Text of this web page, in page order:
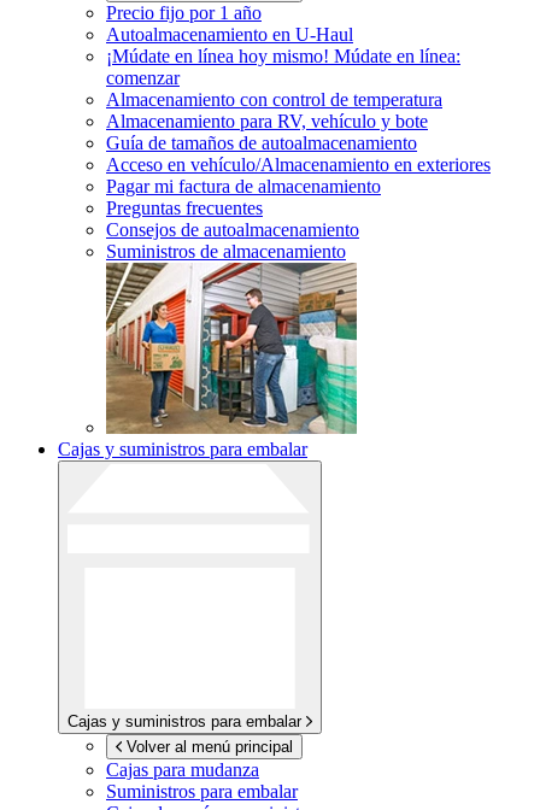
Precio fijo por 1 año
Autoalmacenamiento en U-Haul
¡Múdate en línea hoy mismo! Múdate en línea:
comenzar
Almacenamiento con control de temperatura
Almacenamiento para RV, vehículo y bote
Guía de tamaños de autoalmacenamiento
Acceso en vehículo/Almacenamiento en exteriores
Pagar mi factura de almacenamiento
Preguntas frecuentes
Consejos de autoalmacenamiento
Suministros de almacenamiento
Cajas y suministros para embalar
Cajas y suministros para embalar
Volver al menú principal
Cajas para mudanza
Suministros para embalar